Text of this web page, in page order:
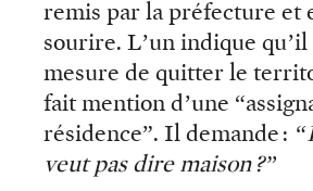
remis par la préfecture et
sourire. L’un indique qu’il
mesure de quitter le
fait mention d’une
résidence”. Il demande :
veut pas dire maison ?”